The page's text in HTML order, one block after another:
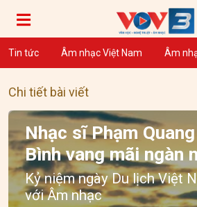
Tin tức Âm nhạc Việt Nam Âm
Chi tiết bài viết
Nhạc sĩ Phạm
Bình vang mãi ngàn
Kỷ niệm ngày Du lịch Việt
với Âm nhạc